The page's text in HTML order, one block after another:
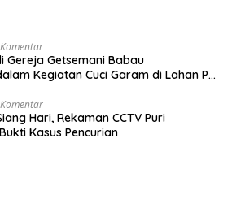
Gereja Getsemani Babau
Kegiatan Cuci Garam di Lahan PT.
Hari, Rekaman CCTV Puri
Kasus Pencurian